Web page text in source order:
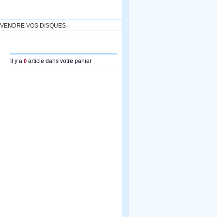
VENDRE VOS DISQUES
Il y a 0 article dans votre panier